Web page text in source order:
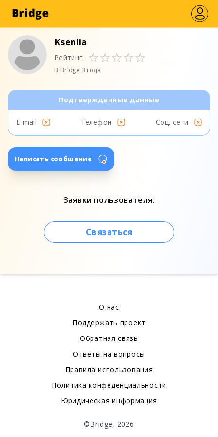
Kseniia
Рейтинг:
В Bridge 3 года
Подтвержденные данные
E-mail Телефон Соц. сети
Написать сообщение
Заявки пользователя:
Связаться
О нас
Поддержать проект
Обратная связь
Ответы на вопросы
Правила использования
Политика конфеденциальности
Юридическая информация
©Bridge, 2026